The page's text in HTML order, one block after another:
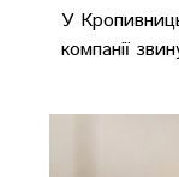
У
компанії